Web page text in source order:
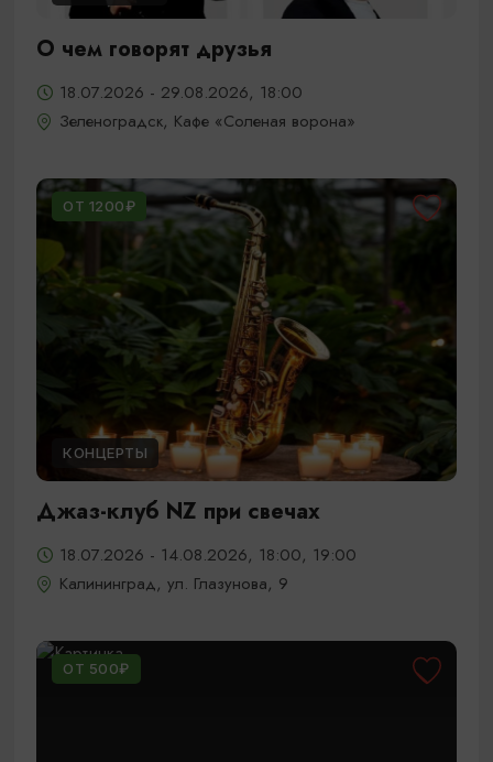
О чем говорят друзья
18.07.2026 - 29.08.2026, 18:00
Зеленоградск, Кафе «Соленая ворона»
ОТ 1200₽
КОНЦЕРТЫ
Джаз-клуб NZ при свечах
18.07.2026 - 14.08.2026, 18:00, 19:00
Калининград, ул. Глазунова, 9
ОТ 500₽